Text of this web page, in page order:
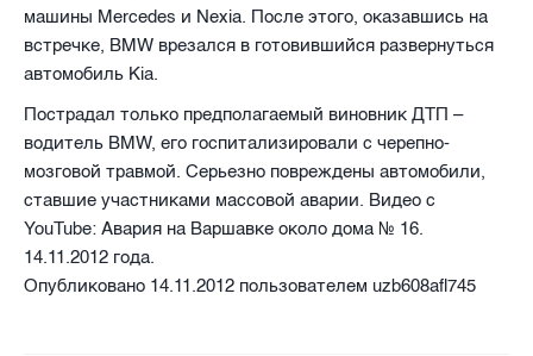
машины Mercedes и Nexia. После этого, оказавшись на
встречке, BMW врезался в готовившийся развернуться
автомобиль Kia.
Пострадал только предполагаемый виновник ДТП –
водитель BMW, его госпитализировали с черепно-
мозговой травмой. Серьезно повреждены автомобили,
ставшие участниками массовой аварии. Видео с
YouTube: Авария на Варшавке около дома № 16.
14.11.2012 года.
Опубликовано 14.11.2012 пользователем uzb608afl745